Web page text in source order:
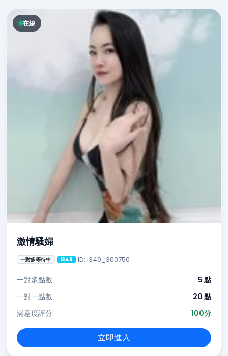
在線
激情騷婦
一對多等待中 i349 ID: i349_300750
一對多點數
5 點
一對一點數
20 點
滿意度評分
100分
立即進入